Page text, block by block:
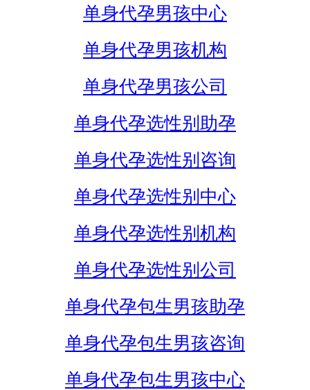
单身代孕男孩中心
单身代孕男孩机构
单身代孕男孩公司
单身代孕选性别助孕
单身代孕选性别咨询
单身代孕选性别中心
单身代孕选性别机构
单身代孕选性别公司
单身代孕包生男孩助孕
单身代孕包生男孩咨询
单身代孕包生男孩中心